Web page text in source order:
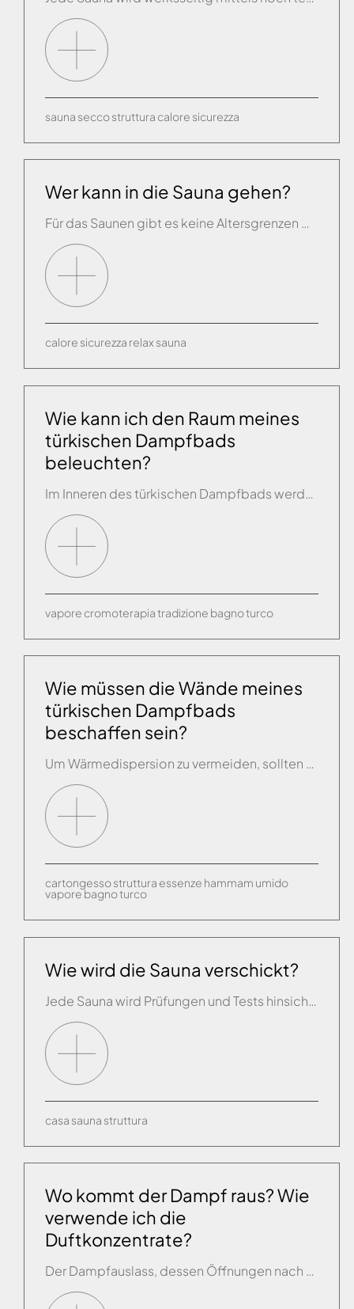
sauna seccostruttura calore sicurezza
Wer kann in die Sauna gehen?
Für das Saunen gibt es keine Altersgrenzen oder Gegenanzeigen. Wer unter besonderen Krankheiten leidet, kann diesbezüglich Rücksprache mit seinem Arzt halten. In der Regel kann jeder, der eine normale körperliche Betätigung ausüben darf, in die Sauna gehen und die vielen Wohltaten genießen. Durch die Benutzung findet jeder die für seinen Körper am besten geeigneten Zeiten […]
calore sicurezza relax sauna
Wie kann ich den Raum meines
türkischen Dampfbads
beleuchten?
Im Inneren des türkischen Dampfbads werden in der Regel, je nach Größe, ein oder zwei Leuchten vorgesehen: diese müssen dicht sein (IP 55) und mit Niederspannung 12/24V versorgt werden.
vapore cromoterapiatradizione bagno turco
Wie müssen die Wände meines
türkischen Dampfbads
beschaffen sein?
Um Wärmedispersion zu vermeiden, sollten die Wände und die Decke des Hamam-Raums mit Isolierplatten (zum Beispiel Fliesenträgerplatten aus Polyurethanschaum) abgedichtet werden, auf denen dann eine Verkleidung aufgebracht wird. Die Decke muss als Kuppel oder abfallend beschaffen sein, sodass herunterfallende Tropfen bei der Kondensierung des Dampfes ausgeschlossen sind.
cartongessostruttura essenze hammam umido
vaporebagno turco
Wie wird die Sauna verschickt?
Jede Sauna wird Prüfungen und Tests hinsichtlich ihrer Funktionstüchtigkeit und Sicherheit unterzogen und dann in einem einzigen Verschlag zusammen mit den Wänden verpackt.
casa sauna struttura
Wo kommt der Dampf raus? Wie
verwende ich die
Duftkonzentrate?
Der Dampfauslass, dessen Öffnungen nach unten gerichtet sind, befindet sich ca. 20 cm über dem Boden. Er kann mit einer Schale ausgestattet werden, in der Sie die gewünschte Essenz geben können, um im Kabineninneren einen angenehmen Duft zu erzeugen.